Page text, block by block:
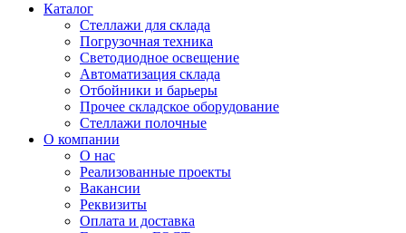
Каталог
Стеллажи для склада
Погрузочная техника
Светодиодное освещение
Автоматизация склада
Отбойники и барьеры
Прочее складское оборудование
Стеллажи полочные
О компании
О нас
Реализованные проекты
Вакансии
Реквизиты
Оплата и доставка